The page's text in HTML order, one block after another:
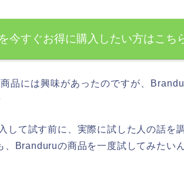
今すぐお得に購入したい方はこち
品には興味があったのですが、
して試す前に、実際に試した人の話を
、Branduruの商品を一度試してみたい